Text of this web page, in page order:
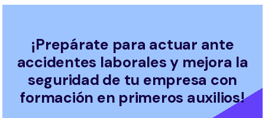
¡Prepárate para actuar ante
accidentes laborales y mejora la
seguridad de tu empresa con
formación en primeros auxilios!